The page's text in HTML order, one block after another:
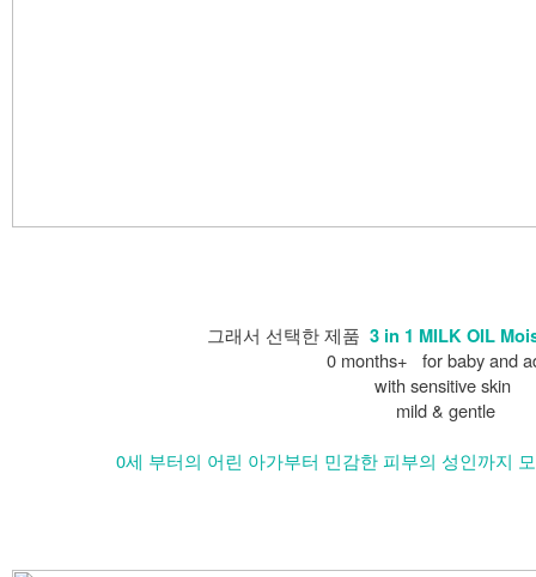
그래서 선택한 제품 3 in 1 MILK OIL
0 months+ for baby and
with sensitive skin
mild & gentle
0세 부터의 어린 아가부터 민감한 피부의 성인까지